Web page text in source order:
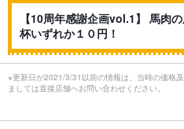
【10周年感謝企画vol.1】 馬肉
杯いずれか１０円！
※更新日が2021/3/31以前の情報は、当時の価格
ましては直接店舗へお問い合わせください。